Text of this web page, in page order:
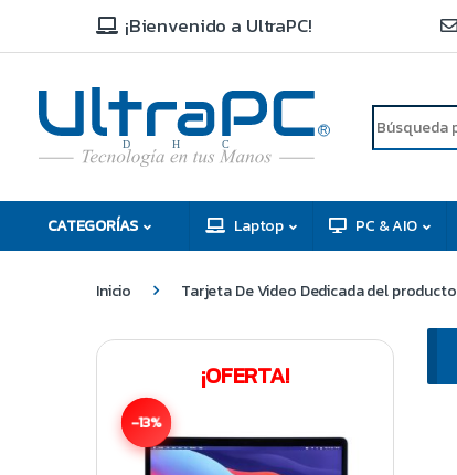
¡Bienvenido a UltraPC!
C
H
D
R
CATEGORÍAS Laptop PC & AIO
Inicio Tarjeta De Video Dedicada del producto
¡OFERTA!
-13%